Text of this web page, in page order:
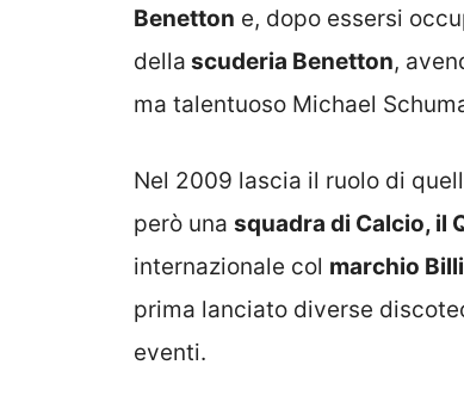
Benetton e, dopo essersi
della scuderia Benetton,
ma talentuoso Michael
Nel 2009 lascia il ruolo di
però una squadra di Calcio, il
internazionale col marchio
prima lanciato diverse
eventi.